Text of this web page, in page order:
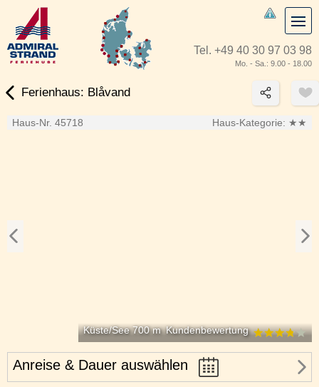
Tel. +49 40 30 97 03 98
Mo. - Sa.: 9.00 - 18.00
Ferienhaus: Blåvand
Haus-Nr. 45718 Haus-Kategorie: ★★
Küste/See 700 m Kundenbewertung
Anreise & Dauer auswählen